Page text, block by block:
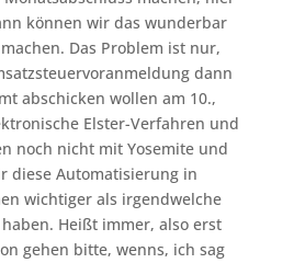
können wir das wunderbar
Das Problem ist nur,
dann
abschicken wollen am 10.,
Elster-Verfahren und
noch nicht mit Yosemite und
diese Automatisierung in
wichtiger als irgendwelche
Heißt immer, also erst
gehen bitte, wenns, ich sag